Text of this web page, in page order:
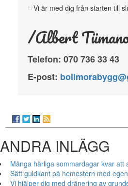
– Vi är med dig från starten till
/Albert
Telefon: 070 736 33 43
E-post:
ANDRA INLÄGG
Många härliga sommardagar kvar att
Sätt guldkant på hemestern med
Vi hjälper dig med dränering av